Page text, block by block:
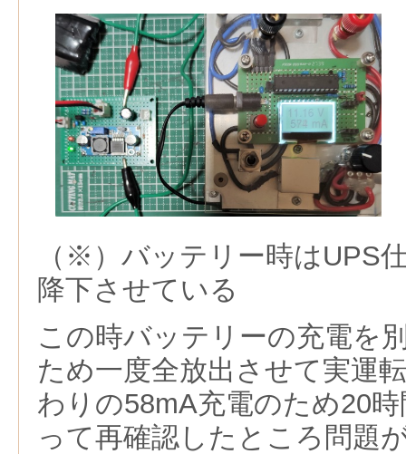
（※）バッテリー時はUPS
降下させている
この時バッテリーの充電を
ため一度全放出させて実運
わりの58mA充電のため20
って再確認したところ問題